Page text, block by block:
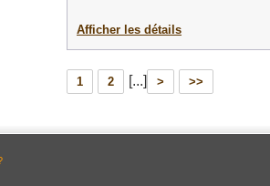
Afficher les détails
1 2 [...] > >>